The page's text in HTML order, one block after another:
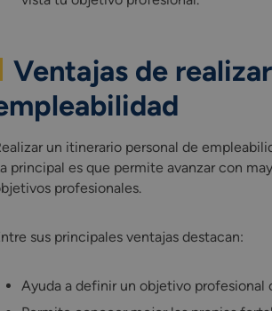
Ventajas de
un itinerario personal de
principal es que permite avanzar con
profesionales.
sus principales ventajas destacan:
Ayuda a definir un objetivo profesional